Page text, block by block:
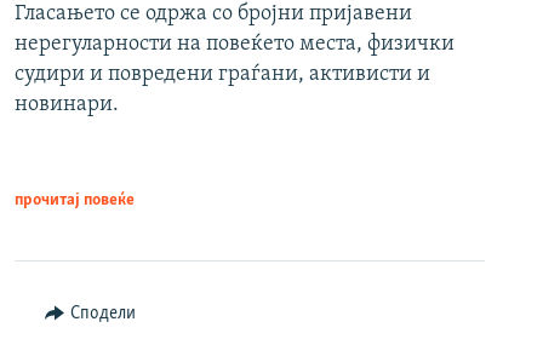
Гласањето се одржа со бројни пријавени
нерегуларности на повеќето места, физички
судири и повредени граѓани, активисти и
новинари.
прочитај повеќе
Сподели